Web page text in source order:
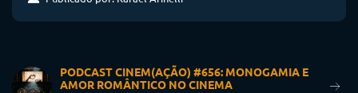
PODCAST CINEM(AÇÃO) #656: MONOGAMIA E
AMOR ROMÂNTICO NO CINEMA